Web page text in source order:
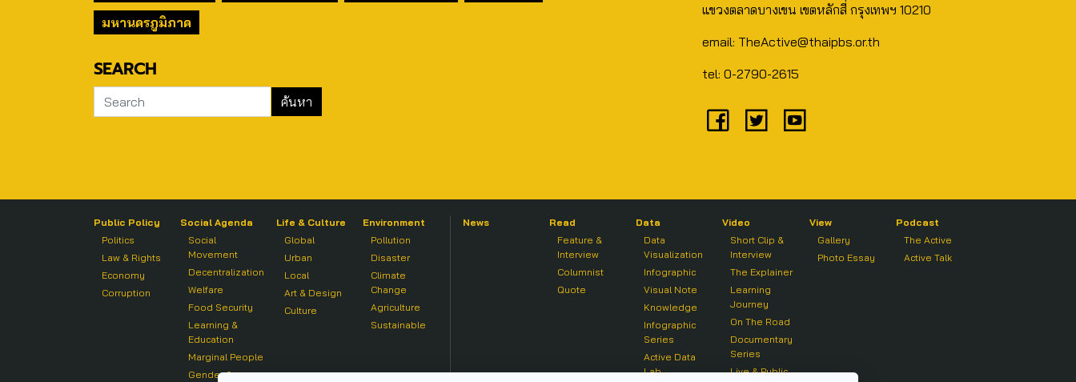
มหานครภูมิภาค
SEARCH
แขวงตลาดบางเขน เขตหลักสี่ กรุงเทพฯ 10210
email: TheActive@thaipbs.or.th
tel: 0-2790-2615
Public Policy
Politics
Law & Rights
Economy
Corruption
Social Agenda
Social
Movement
Decentralization
Welfare
Food Security
Learning &
Education
Marginal People
Gender &
Life & Culture
Global
Urban
Local
Art & Design
Culture
Environment
Pollution
Disaster
Climate
Change
Agriculture
Sustainable
News
Read
Feature &
Interview
Columnist
Quote
Data
Data
Visualization
Infographic
Visual Note
Knowledge
Infographic
Series
Active Data
Lab
Video
Short Clip &
Interview
The Explainer
Learning
Journey
On The Road
Documentary
Series
Live & Public
View
Gallery
Photo Essay
Podcast
The Active
Active Talk